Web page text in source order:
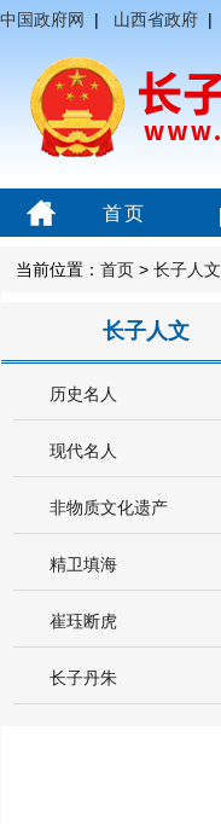
中国政府网 | 山西省政府 |
首页
当前位置： 首页 > 长子人文
长子人文
历史名人
现代名人
非物质文化遗产
精卫填海
崔珏断虎
长子丹朱